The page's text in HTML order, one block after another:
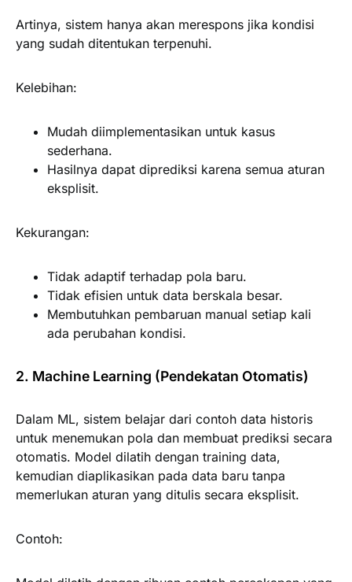
Artinya, sistem hanya akan merespons jika kondisi
yang sudah ditentukan terpenuhi.
Kelebihan:
Mudah diimplementasikan untuk kasus
sederhana.
Hasilnya dapat diprediksi karena semua aturan
eksplisit.
Kekurangan:
Tidak adaptif terhadap pola baru.
Tidak efisien untuk data berskala besar.
Membutuhkan pembaruan manual setiap kali
ada perubahan kondisi.
2. Machine Learning (Pendekatan Otomatis)
Dalam ML, sistem belajar dari contoh data historis
untuk menemukan pola dan membuat prediksi secara
otomatis. Model dilatih dengan training data,
kemudian diaplikasikan pada data baru tanpa
memerlukan aturan yang ditulis secara eksplisit.
Contoh: